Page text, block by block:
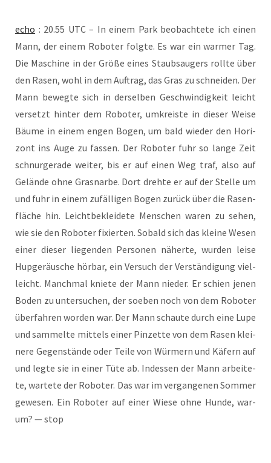
echo : 20.55 UTC – In einem Park beob­ach­te­te ich einen
Mann, der einem Robo­ter folg­te. Es war ein war­mer Tag.
Die Maschi­ne in der Grö­ße eines Staub­saugers roll­te über
den Rasen, wohl in dem Auf­trag, das Gras zu schnei­den. Der
Mann beweg­te sich in der­sel­ben Geschwin­dig­keit leicht
ver­setzt hin­ter dem Robo­ter, umkreis­te in die­ser Wei­se
Bäu­me in einem engen Bogen, um bald wie­der den Hori­
zont ins Auge zu fas­sen. Der Robo­ter fuhr so lan­ge Zeit
schnur­ge­ra­de wei­ter, bis er auf einen Weg traf, also auf
Gelän­de ohne Gras­nar­be. Dort dreh­te er auf der Stel­le um
und fuhr in einem zufäl­li­gen Bogen zurück über die Rasen­
flä­che hin. Leicht­be­klei­de­te Men­schen waren zu sehen,
wie sie den Robo­ter fixier­ten. Sobald sich das klei­ne Wesen
einer die­ser lie­gen­den Per­so­nen näher­te, wur­den lei­se
Hup­ge­räu­sche hör­bar, ein Ver­such der Ver­stän­di­gung viel­
leicht. Manch­mal knie­te der Mann nie­der. Er schien jenen
Boden zu unter­su­chen, der soeben noch von dem Robo­ter
über­fah­ren wor­den war. Der Mann schau­te durch eine Lupe
und sam­mel­te mit­tels einer Pin­zet­te von dem Rasen klei­
ne­re Gegen­stän­de oder Tei­le von Wür­mern und Käfern auf
und leg­te sie in einer Tüte ab. Indes­sen der Mann arbei­te­
te, war­te­te der Robo­ter. Das war im ver­gan­ge­nen Som­mer
gewe­sen. Ein Robo­ter auf einer Wie­se ohne Hun­de, war­
um? — stop